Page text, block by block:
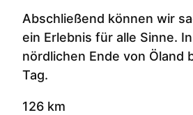
Abschließend können wir
ein Erlebnis für alle Sinne.
nördlichen Ende von Öland
Tag.
126 km